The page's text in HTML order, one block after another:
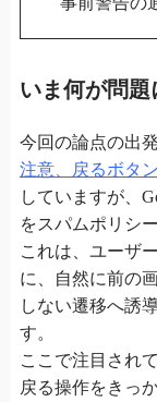
いま何が問
今回の論点の出
注意、戻るボタ
していますが、
をスパムポリシ
これは、ユーザ
に、自然に前の
しない遷移へ誘
す。
ここで注目され
戻る操作をきっ